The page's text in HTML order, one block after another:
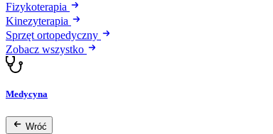
Fizykoterapia
Kinezyterapia
Sprzęt ortopedyczny
Zobacz wszystko
Medycyna
Wróć